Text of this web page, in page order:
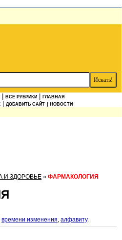
ВСЕ РУБРИКИ
ГЛАВНАЯ
ДОБАВИТЬ САЙТ | НОВОСТИ
И ЗДОРОВЬЕ » ФАРМАКОЛОГИЯ
времени изменения, алфавиту.